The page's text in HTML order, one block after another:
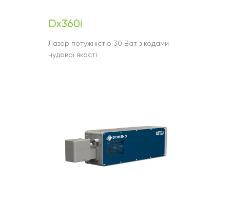
Dx360i
Лазер потужністю 30 Ват з кодами
чудової якості